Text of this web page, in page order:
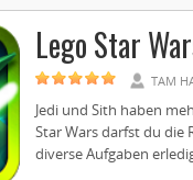
Lego Star
TAM
Jedi und Sith haben
Star Wars darfst du die
diverse Aufgaben